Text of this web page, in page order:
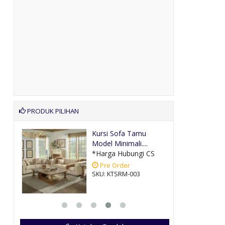
PRODUK PILIHAN
Kursi Sofa Tamu
Model Minimali....
*Harga Hubungi CS
Pre Order
SKU: KTSRM-003